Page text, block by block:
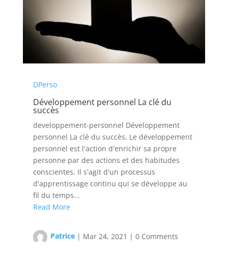
DPerso
Développement personnel La clé du
succès
developpement-personnel Développement
personnel La clé du succès. Le développement
personnel est l'action d'enrichir sa propre
personne par des actions et des habitudes
conscientes. Il s'agit d'un processus
d'apprentissage continu qui se développe au
fil du temps...
Read More
Patrice| Mar 24, 2021 | 0 Comments